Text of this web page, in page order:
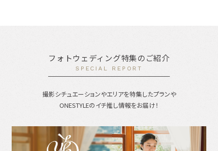
フォトウェディング特集のご紹介
SPECIAL REPORT
撮影シチュエーションやエリアを特集したプランや
ONESTYLEのイチ推し情報をお届け！